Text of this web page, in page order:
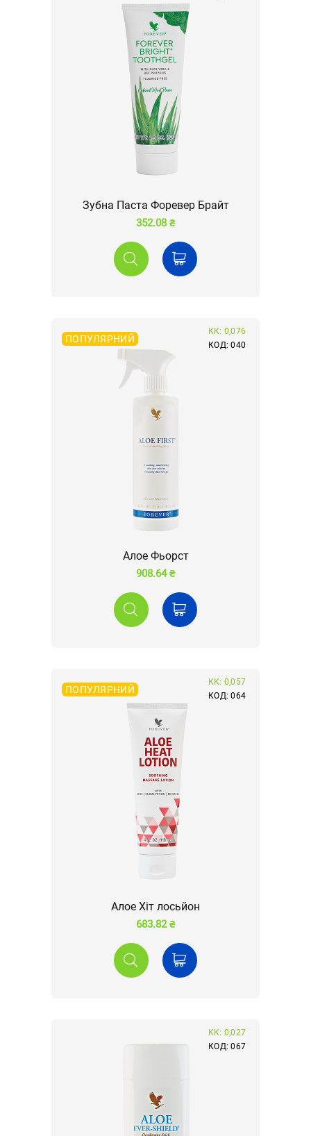
Зубна Паста Форевер Брайт
352.08 ₴
ПОПУЛЯРНИЙ
Алое Фьорст
908.64 ₴
КОД: 040
КК: 0,076
ПОПУЛЯРНИЙ
Алое Хіт лосьйон
683.82 ₴
КОД: 064
КК: 0,057
КОД: 067
КК: 0,027